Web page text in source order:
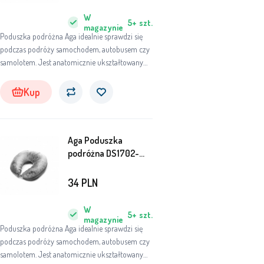
Poduszka podróżna Aga idealnie sprawdzi się
podczas podróży samochodem, autobusem czy
samolotem. Jest anatomicznie ukształtowany
dotyku pluszowemu pokrowcowi będziesz
wygodnie spać na poduszce.
W
magazynie 5+ szt.
Kup
Aga Poduszka
podróżna DS1702-
Poduszka podróżna Aga idealnie sprawdzi się
podczas podróży samochodem, autobusem czy
samolotem. Jest anatomicznie ukształtowany
W
magazynie 5+ szt.
34 PLN